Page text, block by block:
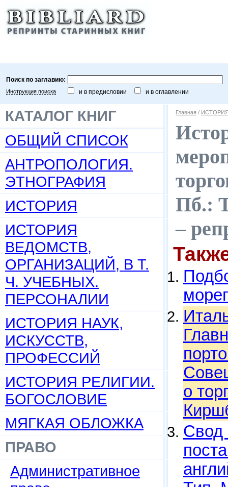
Поиск по заглавию:
Инструкция поиска и в предисловии и в оглавлении
КАТАЛОГ КНИГ
ОБЩИЙ СПИСОК
АНТРОПОЛОГИЯ.
ЭТНОГРАФИЯ
ИСТОРИЯ
ИСТОРИЯ
ВЕДОМСТВ,
ОРГАНИЗАЦИЙ, В Т.
Ч. УЧЕБНЫХ.
ПЕРСОНАЛИИ
ИСТОРИЯ НАУК,
ИСКУССТВ,
ПРОФЕССИЙ
ИСТОРИЯ РЕЛИГИИ.
БОГОСЛОВИЕ
МЯГКАЯ ОБЛОЖКА
ПРАВО
Административное
Главная /
Пб.:
–
о
Свод